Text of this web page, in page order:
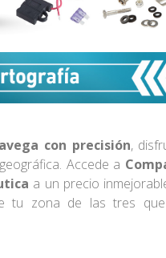
con precisión,
Accede a
a un precio
tu zona de las tres